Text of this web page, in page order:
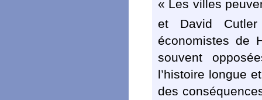
« Les villes
et David
économistes de
souvent
l’histoire longue
des